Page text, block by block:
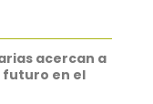
acercan a
futuro en el